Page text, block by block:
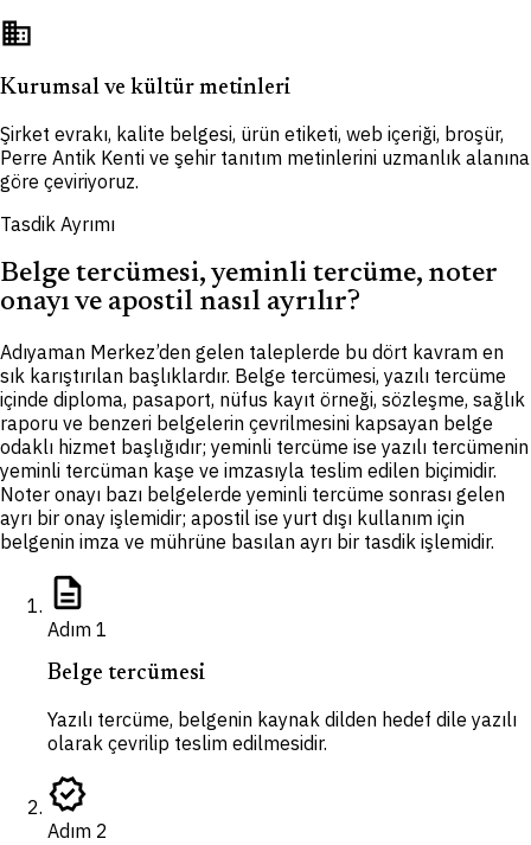
domain
Kurumsal ve kültür metinleri
Şirket evrakı, kalite belgesi, ürün etiketi, web içeriği, broşür,
Perre Antik Kenti ve şehir tanıtım metinlerini uzmanlık alanına
göre çeviriyoruz.
Tasdik Ayrımı
Belge tercümesi, yeminli tercüme, noter
onayı ve apostil nasıl ayrılır?
Adıyaman Merkez’den gelen taleplerde bu dört kavram en
sık karıştırılan başlıklardır. Belge tercümesi, yazılı tercüme
içinde diploma, pasaport, nüfus kayıt örneği, sözleşme, sağlık
raporu ve benzeri belgelerin çevrilmesini kapsayan belge
odaklı hizmet başlığıdır; yeminli tercüme ise yazılı tercümenin
yeminli tercüman kaşe ve imzasıyla teslim edilen biçimidir.
Noter onayı bazı belgelerde yeminli tercüme sonrası gelen
ayrı bir onay işlemidir; apostil ise yurt dışı kullanım için
belgenin imza ve mührüne basılan ayrı bir tasdik işlemidir.
description
Adım 1
Belge tercümesi
Yazılı tercüme, belgenin kaynak dilden hedef dile yazılı
olarak çevrilip teslim edilmesidir.
verified
Adım 2